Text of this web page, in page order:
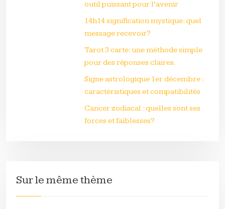
outil puissant pour l’avenir
14h14 signification mystique: quel
message recevoir?
Tarot 3 carte: une méthode simple
pour des réponses claires.
Signe astrologique 1er décembre :
caractéristiques et compatibilités
Cancer zodiacal : quelles sont ses
forces et faiblesses?
Sur le même thème